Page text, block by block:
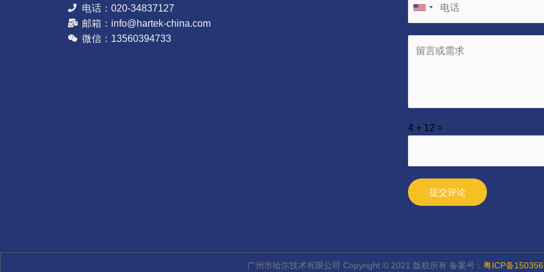
电话：020-34837127
邮箱：info@hartek-china.com
微信：13560394733
4 + 12 =
提交评论
广州市哈尔技术有限公司 Copyright © 2021 版权所有 备案号： 粤ICP备